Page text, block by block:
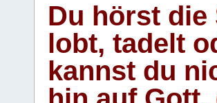
Du hörst die
lobt, tadelt
kannst du